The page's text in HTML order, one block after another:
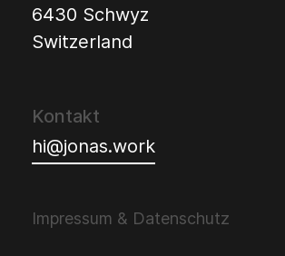
6430 Schwyz
Switzerland
Kontakt
hi@jonas.work
Impressum & Datenschutz